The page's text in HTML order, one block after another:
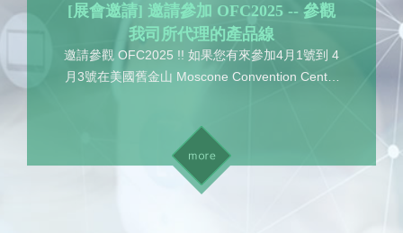
[展會邀請] 邀請參加 OFC2025 -- 參觀
我司所代理的產品線
邀請參觀 OFC2025 !! 如果您有來參加4月1號到 4
月3號在美國舊金山 Moscone Convention Center